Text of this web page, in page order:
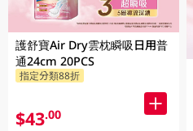
護舒寶Air Dry雲枕瞬吸日用普
通24cm 20PCS
指定分類88折
$43.00